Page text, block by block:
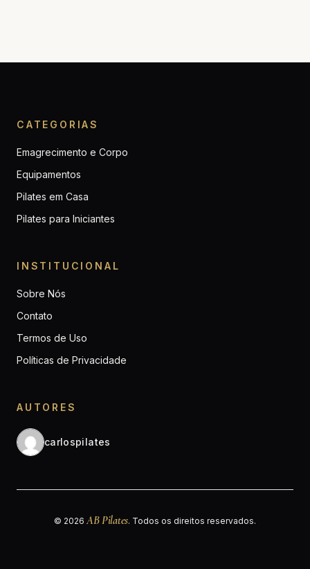
CATEGORIAS
Emagrecimento e Corpo
Equipamentos
Pilates em Casa
Pilates para Iniciantes
INSTITUCIONAL
Sobre Nós
Contato
Termos de Uso
Políticas de Privacidade
AUTORES
carlospilates
© 2026AB Pilates. Todos os direitos reservados.